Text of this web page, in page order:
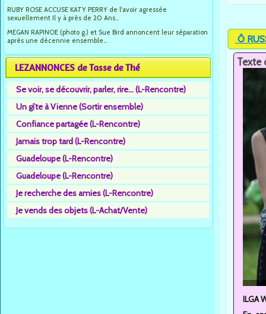
RUBY ROSE ACCUSE KATY PERRY de l'avoir agressée
sexuellement Il y à près de 20 Ans...
MEGAN RAPINOE (photo g.) et Sue Bird annoncent leur séparation
après une décennie ensemble...
LEZANNONCES de Tasse de Thé
Se voir, se découvrir, parler, rire... (L-Rencontre)
Un gîte à Vienne (Sortir ensemble)
Confiance partagée (L-Rencontre)
Jamais trop tard (L-Rencontre)
Guadeloupe (L-Rencontre)
Guadeloupe (L-Rencontre)
Je recherche des amies (L-Rencontre)
Je vends des objets (L-Achat/Vente)
Ô
Texte
ILGA